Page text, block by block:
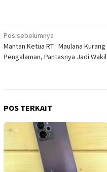
Navigasi
pos
Pos sebelumnya
Mantan Ketua RT : Maulana Kurang
Pengalaman, Pantasnya Jadi Wakil
POS TERKAIT